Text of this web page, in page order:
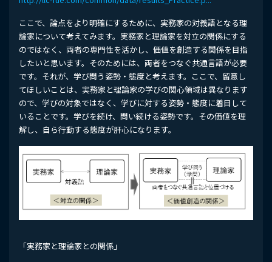
ここで、論点をより明確にするために、実務家の対義語となる理
論家について考えてみます。実務家と理論家を対立の関係にする
のではなく、両者の専門性を活かし、価値を創造する関係を目指
したいと思います。そのためには、両者をつなぐ共通言語が必要
です。それが、学び問う姿勢・態度と考えます。ここで、留意し
てほしいことは、実務家と理論家の学びの関心領域は異なります
ので、学びの対象ではなく、学びに対する姿勢・態度に着目して
いることです。学びを続け、問い続ける姿勢です。その価値を理
解し、自ら行動する態度が肝心になります。
「実務家と理論家との関係」